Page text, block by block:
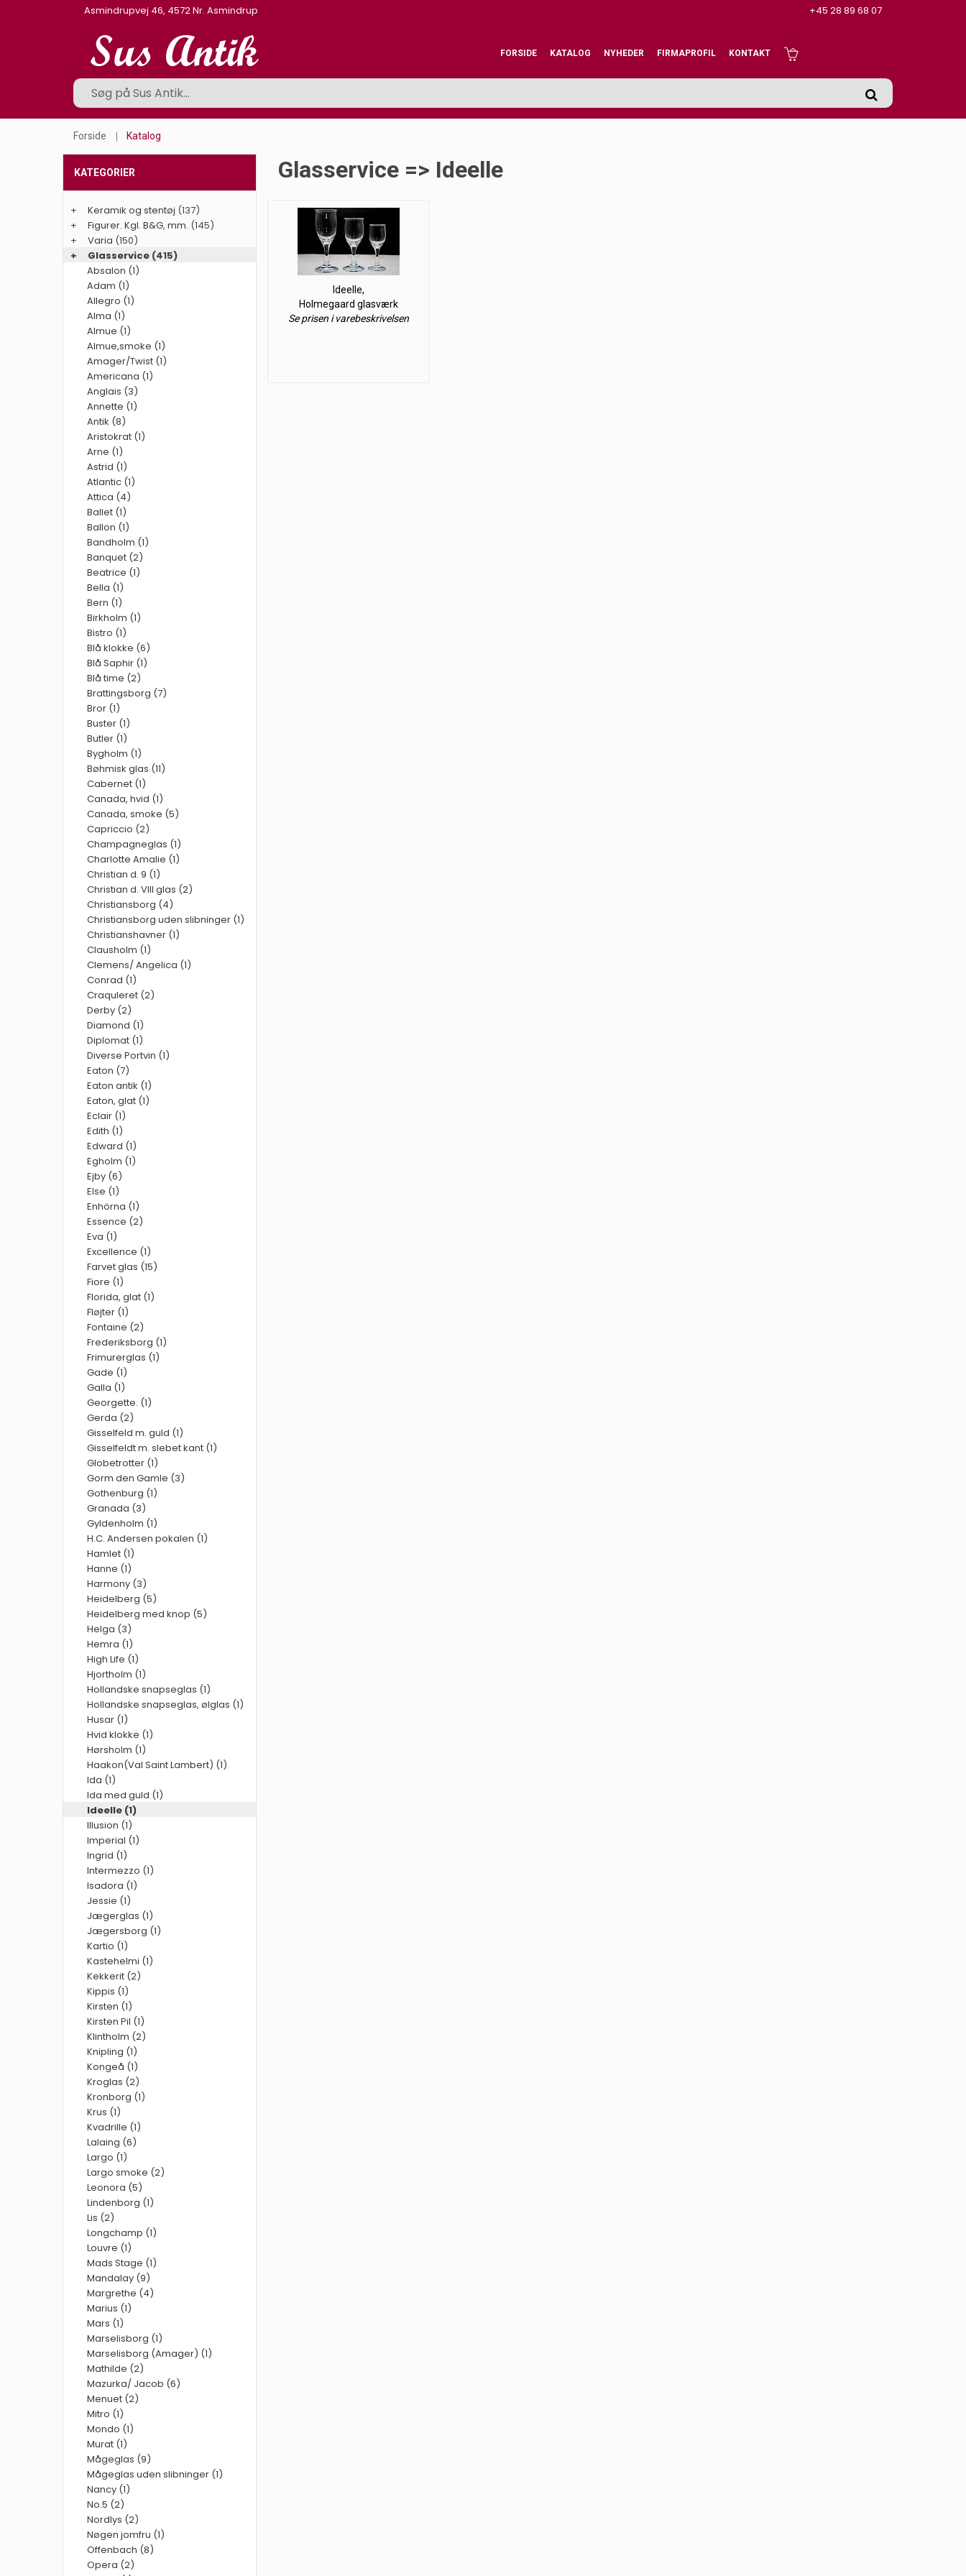
Asmindrupvej 46, 4572 Nr. Asmindrup +45 28 89 68 07
FORSIDE KATALOG NYHEDER FIRMAPROFIL KONTAKT
Forside Katalog
Glasservice => Ideelle
Ideelle,
Holmegaard glasværk
Se prisen i varebeskrivelsen
KATEGORIER
+ Keramik og stentøj (137)
+
Figurer. Kgl. B&G, mm. (145)
+
Varia (150)
+
Glasservice (415)
Absalon (1)
Adam (1)
Allegro (1)
Alma (1)
Almue (1)
Almue,smoke (1)
Amager/Twist (1)
Americana (1)
Anglais (3)
Annette (1)
Antik (8)
Aristokrat (1)
Arne (1)
Astrid (1)
Atlantic (1)
Attica (4)
Ballet (1)
Ballon (1)
Bandholm (1)
Banquet (2)
Beatrice (1)
Bella (1)
Bern (1)
Birkholm (1)
Bistro (1)
Blå klokke (6)
Blå Saphir (1)
Blå time (2)
Brattingsborg (7)
Bror (1)
Buster (1)
Butler (1)
Bygholm (1)
Bøhmisk glas (11)
Cabernet (1)
Canada, hvid (1)
Canada, smoke (5)
Capriccio (2)
Champagneglas (1)
Charlotte Amalie (1)
Christian d. 9 (1)
Christian d. VIII glas (2)
Christiansborg (4)
Christiansborg uden slibninger (1)
Christianshavner (1)
Clausholm (1)
Clemens/ Angelica (1)
Conrad (1)
Craquleret (2)
Derby (2)
Diamond (1)
Diplomat (1)
Diverse Portvin (1)
Eaton (7)
Eaton antik (1)
Eaton, glat (1)
Eclair (1)
Edith (1)
Edward (1)
Egholm (1)
Ejby (6)
Else (1)
Enhörna (1)
Essence (2)
Eva (1)
Excellence (1)
Farvet glas (15)
Fiore (1)
Florida, glat (1)
Fløjter (1)
Fontaine (2)
Frederiksborg (1)
Frimurerglas (1)
Gade (1)
Galla (1)
Georgette. (1)
Gerda (2)
Gisselfeld m. guld (1)
Gisselfeldt m. slebet kant (1)
Globetrotter (1)
Gorm den Gamle (3)
Gothenburg (1)
Granada (3)
Gyldenholm (1)
H.C. Andersen pokalen (1)
Hamlet (1)
Hanne (1)
Harmony (3)
Heidelberg (5)
Heidelberg med knop (5)
Helga (3)
Hemra (1)
High Life (1)
Hjortholm (1)
Hollandske snapseglas (1)
Hollandske snapseglas, ølglas (1)
Husar (1)
Hvid klokke (1)
Hørsholm (1)
Haakon(Val Saint Lambert) (1)
Ida (1)
Ida med guld (1)
Ideelle (1)
Illusion (1)
Imperial (1)
Ingrid (1)
Intermezzo (1)
Isadora (1)
Jessie (1)
Jægerglas (1)
Jægersborg (1)
Kartio (1)
Kastehelmi (1)
Kekkerit (2)
Kippis (1)
Kirsten (1)
Kirsten Pil (1)
Klintholm (2)
Knipling (1)
Kongeå (1)
Kroglas (2)
Kronborg (1)
Krus (1)
Kvadrille (1)
Lalaing (6)
Largo (1)
Largo smoke (2)
Leonora (5)
Lindenborg (1)
Lis (2)
Longchamp (1)
Louvre (1)
Mads Stage (1)
Mandalay (9)
Margrethe (4)
Marius (1)
Mars (1)
Marselisborg (1)
Marselisborg (Amager) (1)
Mathilde (2)
Mazurka/ Jacob (6)
Menuet (2)
Mitro (1)
Mondo (1)
Murat (1)
Mågeglas (9)
Mågeglas uden slibninger (1)
Nancy (1)
No.5 (2)
Nordlys (2)
Nøgen jomfru (1)
Offenbach (8)
Opera (2)